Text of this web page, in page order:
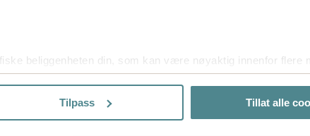
beliggenheten din, som kan være nøyaktig innenfor flere
den for bestemte karakteristikker (fingeravtrykk)
data behandles og hvordan du kan velge hvordan
Tilpass Tillat alle
Slik fungerer Tracy -
Hva du som bruker av Tracy ser og
helt forskjellige ting.